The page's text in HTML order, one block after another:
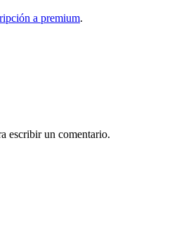
a premium.
escribir un comentario.